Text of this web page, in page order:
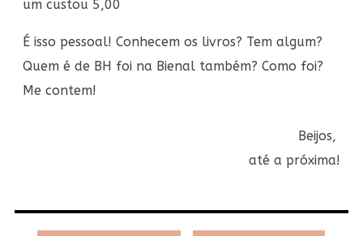
um custou 5,00
É isso pessoal! Conhecem os livros? Tem algum?
Quem é de BH foi na Bienal também? Como foi?
Me contem!
Beijos,
até a próxima!